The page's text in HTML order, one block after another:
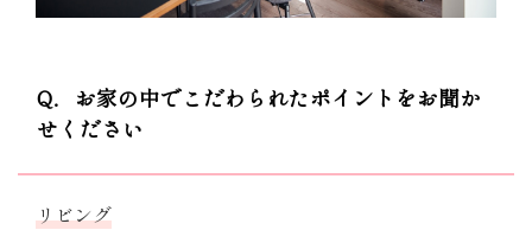
Q．お家の中でこだわられたポイントをお聞か
せください
リビング